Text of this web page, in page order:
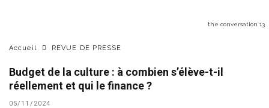
the conversation 13
Accueil REVUE DE PRESSE
Budget de la culture : à combien s’élève-t-il
réellement et qui le finance ?
05/11/2024